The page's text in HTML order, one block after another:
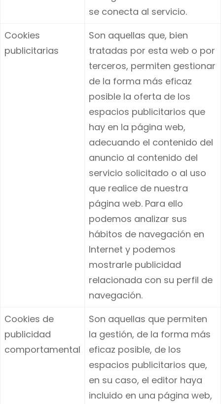
se conecta al servicio.
Cookies
publicitarias
Son aquellas que, bien
tratadas por esta web o por
terceros, permiten gestionar
de la forma más eficaz
posible la oferta de los
espacios publicitarios que
hay en la página web,
adecuando el contenido del
anuncio al contenido del
servicio solicitado o al uso
que realice de nuestra
página web. Para ello
podemos analizar sus
hábitos de navegación en
Internet y podemos
mostrarle publicidad
relacionada con su perfil de
navegación.
Cookies de
publicidad
comportamental
Son aquellas que permiten
la gestión, de la forma más
eficaz posible, de los
espacios publicitarios que,
en su caso, el editor haya
incluido en una página web,